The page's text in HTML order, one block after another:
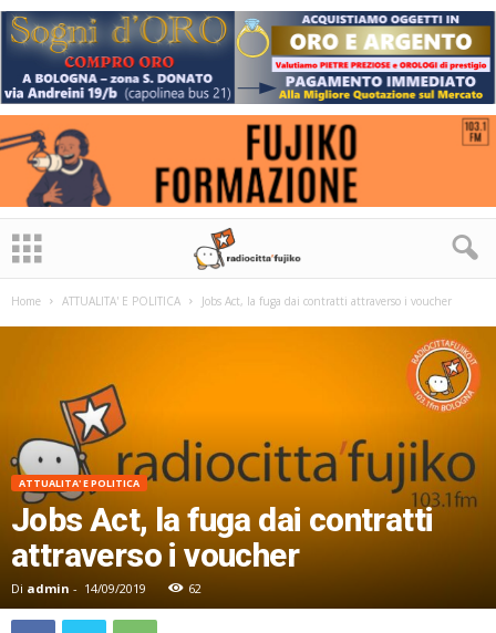
Home ATTUALITA' E POLITICA Jobs Act, la fuga dai contratti attraverso i voucher
ATTUALITA' E POLITICA
Jobs Act, la fuga dai contratti
attraverso i voucher
Di admin - 14/09/2019 62